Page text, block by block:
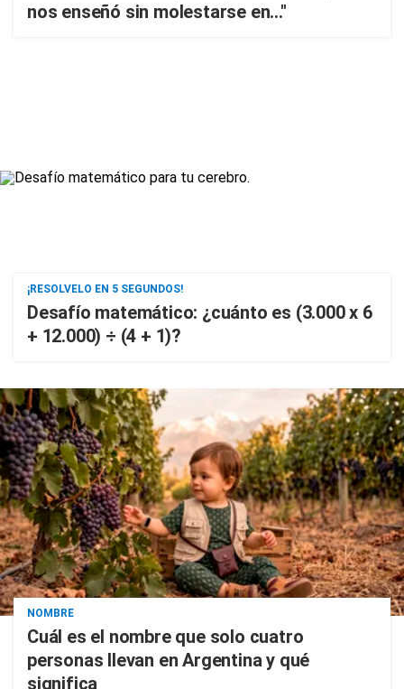
nos enseñó sin molestarse en..."
¡RESOLVELO EN 5 SEGUNDOS!
Desafío matemático: ¿cuánto es (3.000 x 6
+ 12.000) ÷ (4 + 1)?
NOMBRE
Cuál es el nombre que solo cuatro
personas llevan en Argentina y qué
significa